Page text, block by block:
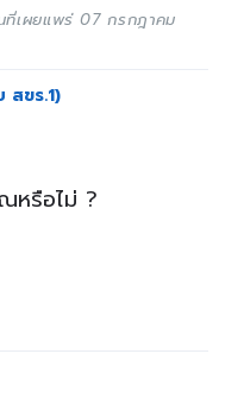
ที่เผยแพร่ 07 กรกฎาคม
สขร.1)
หรือไม่ ?